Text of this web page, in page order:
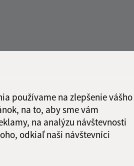
používame na zlepšenie vášho
na to, aby sme vám
na analýzu návštevnosti
odkiaľ naši návštevníci